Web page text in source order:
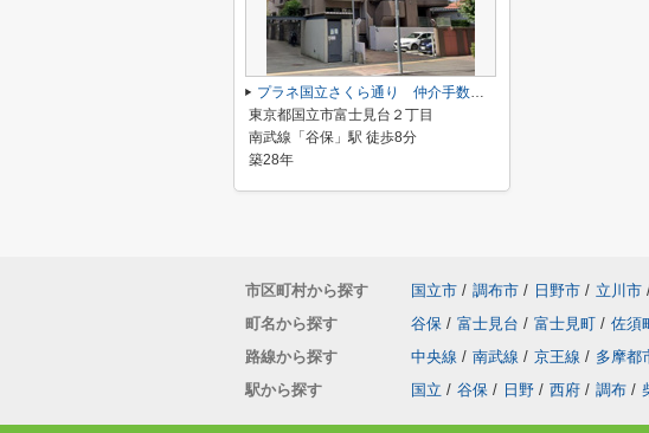
プラネ国立さくら通り 仲介手数料半額！
東京都国立市富士見台２丁目
南武線「谷保」駅 徒歩8分
築28年
市区町村から探す 国立市 / 調布市 / 日野市 / 立川市
町名から探す
谷保 / 富士見台 / 富士見町 / 佐須
路線から探す
中央線 / 南武線 / 京王線 / 多摩都
駅から探す
国立 / 谷保 / 日野 / 西府 / 調布 /